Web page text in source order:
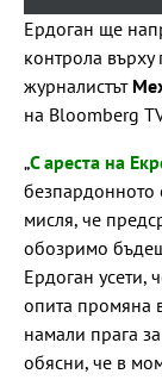
Ердоган ще
контрола върху
журналистът
на Bloomberg
„С ареста на
безпардонното
мисля, че
обозримо
Ердоган усети,
опита промяна
намали прага
обясни, че в